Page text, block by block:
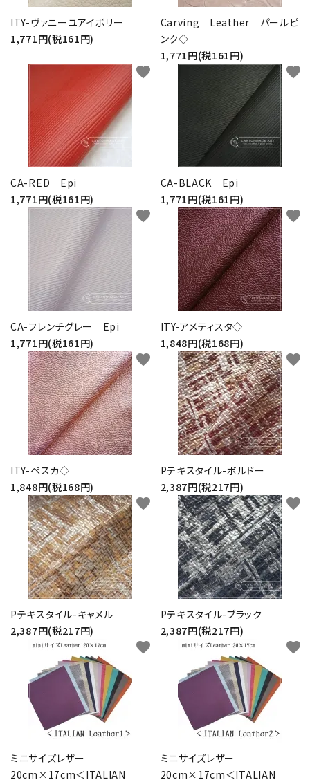
ITY-ヴァニーユアイボリー
1,771円(税161円)
Carving Leather パールピ
ンク◇
1,771円(税161円)
CA-RED Epi
1,771円(税161円)
favorite
CA-BLACK Epi
1,771円(税161円)
favorite
CA-フレンチグレー Epi
1,771円(税161円)
favorite
ITY-アメティスタ◇
1,848円(税168円)
favorite
ITY-ペスカ◇
1,848円(税168円)
favorite
Pテキスタイル-ボルドー
2,387円(税217円)
favorite
Pテキスタイル-キャメル
2,387円(税217円)
favorite
Pテキスタイル-ブラック
2,387円(税217円)
favorite
ミニサイズレザー
20cm×17cm＜ITALIAN
favorite
ミニサイズレザー
20cm×17cm＜ITALIAN
favorite